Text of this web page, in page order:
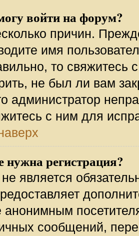
войти на форум?
причин.
имя
то
не был ли вам
администратор
с ним для
нужна регистрация?
не является
анонимным
сообщений,